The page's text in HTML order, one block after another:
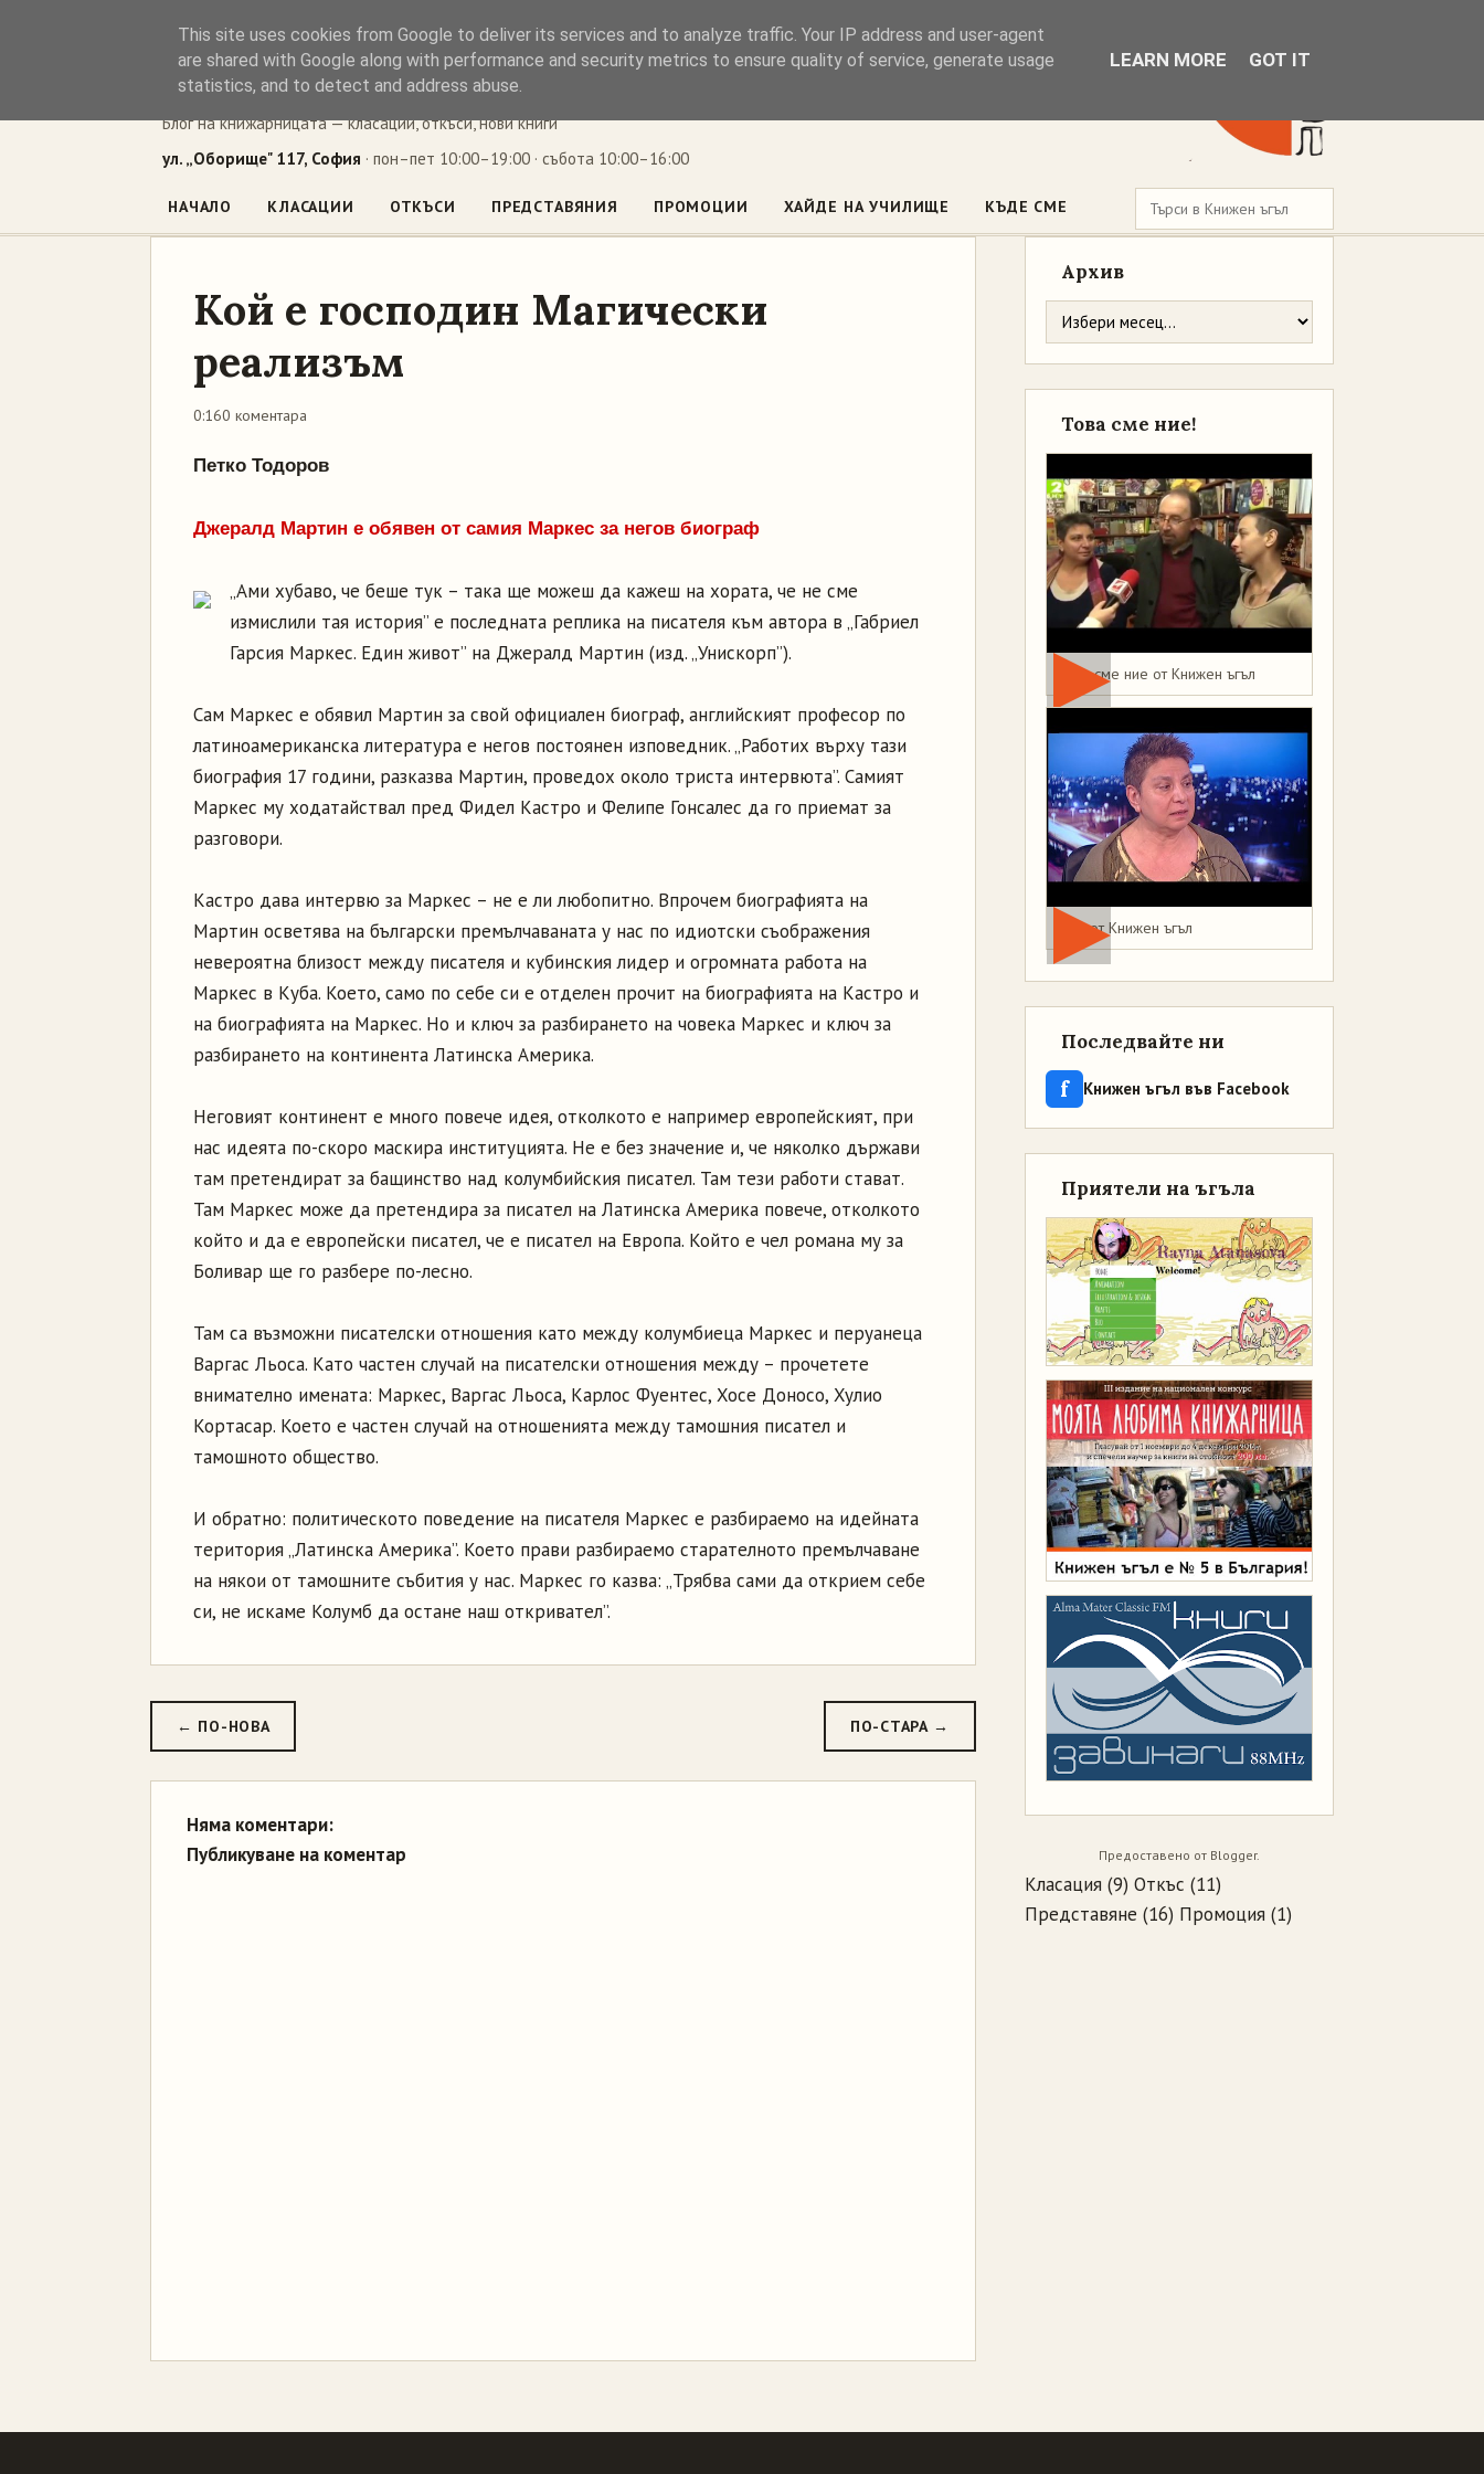
Книжен ъгъл
Блог на книжарницата — класации, откъси, нови книги
ул. „Оборище" 117, София · пон–пет 10:00–19:00 · събота 10:00–16:00
НАЧАЛО КЛАСАЦИИ ОТКЪСИ ПРЕДСТАВЯНИЯ ПРОМОЦИИ ХАЙДЕ НА УЧИЛИЩЕ КЪДЕ СМЕ
Кой е господин Магически
реализъм
0:160 коментара
Петко Тодоров
Джералд Мартин е обявен от самия Маркес за негов биограф
„Ами хубаво, че беше тук – така ще можеш да кажеш на хората, че не сме
измислили тая история” е последната реплика на писателя към автора в „Габриел
Гарсия Маркес. Един живот” на Джералд Мартин (изд. „Унискорп”).
Сам Маркес е обявил Мартин за свой официален биограф, английският професор по
латиноамериканска литература е негов постоянен изповедник. „Работих върху тази
биография 17 години, разказва Мартин, проведох около триста интервюта”. Самият
Маркес му ходатайствал пред Фидел Кастро и Фелипе Гонсалес да го приемат за
разговори.
Кастро дава интервю за Маркес – не е ли любопитно. Впрочем биографията на
Мартин осветява на български премълчаваната у нас по идиотски съображения
невероятна близост между писателя и кубинския лидер и огромната работа на
Маркес в Куба. Което, само по себе си е отделен прочит на биографията на Кастро и
на биографията на Маркес. Но и ключ за разбирането на човека Маркес и ключ за
разбирането на континента Латинска Америка.
Неговият континент е много повече идея, отколкото е например европейският, при
нас идеята по-скоро маскира институцията. Не е без значение и, че няколко държави
там претендират за бащинство над колумбийския писател. Там тези работи стават.
Там Маркес може да претендира за писател на Латинска Америка повече, отколкото
който и да е европейски писател, че е писател на Европа. Който е чел романа му за
Боливар ще го разбере по-лесно.
Там са възможни писателски отношения като между колумбиеца Маркес и перуанеца
Варгас Льоса. Като частен случай на писателски отношения между – прочетете
внимателно имената: Маркес, Варгас Льоса, Карлос Фуентес, Хосе Доносо, Хулио
Кортасар. Което е частен случай на отношенията между тамошния писател и
тамошното общество.
И обратно: политическото поведение на писателя Маркес е разбираемо на идейната
територия „Латинска Америка”. Което прави разбираемо старателното премълчаване
на някои от тамошните събития у нас. Маркес го казва: „Трябва сами да открием себе
си, не искаме Колумб да остане наш откривател”.
← ПО-НОВА ПО-СТАРА →
Няма коментари:
Публикуване на коментар
Архив
Това сме ние!
Това сме ние от Книжен ъгъл
Мая от Книжен ъгъл
Последвайте ни
f Книжен ъгъл във Facebook
Приятели на ъгъла
Предоставено от Blogger.
Класация (9) Откъс (11)
Представяне (16) Промоция (1)
This site uses cookies from Google to deliver its services and to analyze traffic. Your IP address and user-agent
are shared with Google along with performance and security metrics to ensure quality of service, generate usage
statistics, and to detect and address abuse.
LEARN MORE GOT IT